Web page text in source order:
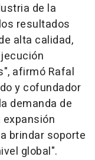
de la
resultados
alta calidad,
afirmó Rafal
y cofundador
demanda de
brindar soporte
global".